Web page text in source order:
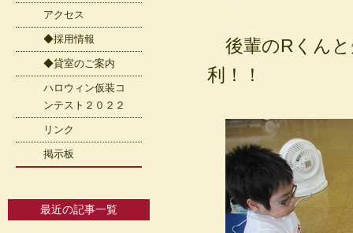
後輩のRくんと
利！！
アクセス
◆採用情報
◆貸室のご案内
ハロウィン仮装コ
ンテスト２０２２
リンク
掲示板
最近の記事一覧